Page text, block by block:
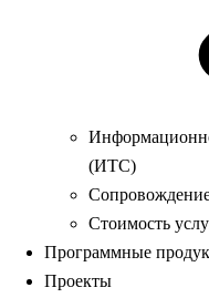
(ИТС)
Стоимость
Программные
Проекты